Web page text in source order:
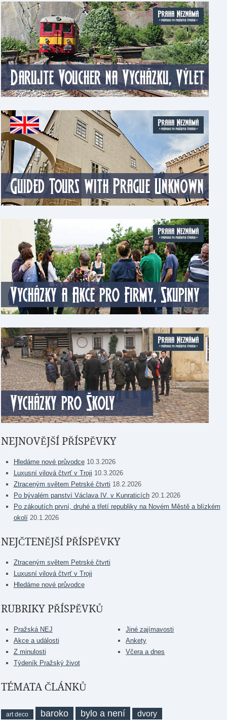
NEJNOVĚJŠÍ PŘÍSPĚVKY
Hledáme nové průvodce 10.3.2026
Luxusní vilová čtvrť v Troji 10.3.2026
Ztraceným světem Petrské čtvrti 18.2.2026
Po bývalém panství Václava IV. v Kunraticích 20.1.2026
Po zákoutích první, druhé a třetí republiky na Novém Městě a blízkém
okolí 20.1.2026
NEJČTENĚJŠÍ PŘÍSPĚVKY
Ztraceným světem Petrské čtvrti
Luxusní vilová čtvrť v Troji
Hledáme nové průvodce
RUBRIKY PŘÍSPĚVKŮ
Pražská NEJ
Akce a události
Z minulosti
Týdeník Pražský život
Jiné zajímavosti
Ankety
Včera a dnes
TÉMATA ČLÁNKŮ
art deco baroko bylo a není dvory